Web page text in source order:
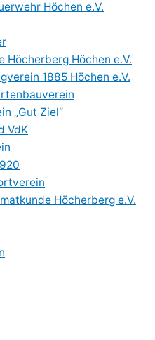
Höchen e.V.
Höcherberg Höchen e.V.
1885 Höchen e.V.
„Gut Ziel“
VdK
Höcherberg e.V.